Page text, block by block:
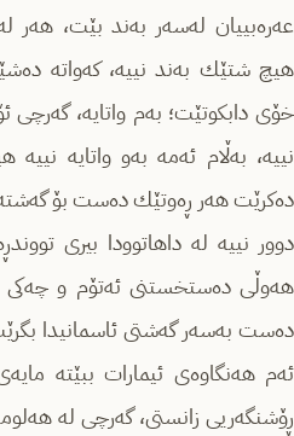
عەرەبییان لەسەر بەند بێت، هەر
هیچ شتێك بەند نییە، كەواتە
خۆى دابكوتێت؛ بەم واتایە، گەرچى
نییە، بەڵام ئەمە بەو واتایە نییە
دەكرێت هەر ڕەوتێك دەست بۆ
دوور نییە لە داهاتوودا بیرى
هەوڵى دەستخستنى ئەتۆم و چەكى
دەست بەسەر گەشتى ئاسمانیدا
ئەم هەنگاوەى ئیمارات ببێتە
ڕۆشنگەریى زانستى، گەرچى لە